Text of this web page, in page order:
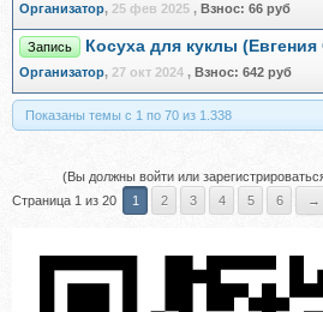
Организатор, 25 фев 2025 , Взнос: 66 руб
Запись Косуха для куклы (Евгения
Организатор, 27 окт 2024 , Взнос: 642 руб
Показаны темы с 1 по 70 из 1.338
(Вы должны войти или
Страница 1 из 20
1 2 3 4 5 6 →